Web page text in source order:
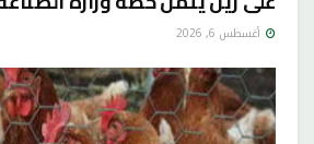
أغسطس 6, 2026